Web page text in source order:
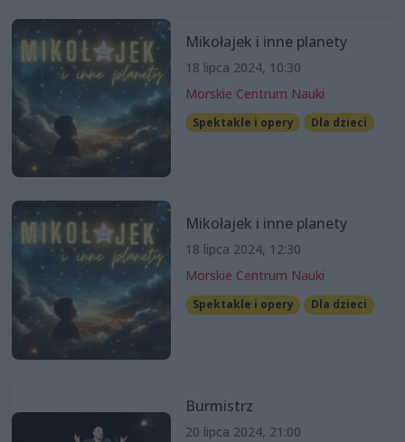
Mikołajek i inne planety
18 lipca 2024, 10:30
Morskie Centrum Nauki
Spektakle i opery Dla dzieci
Mikołajek i inne planety
18 lipca 2024, 12:30
Morskie Centrum Nauki
Spektakle i opery Dla dzieci
Burmistrz
20 lipca 2024, 21:00